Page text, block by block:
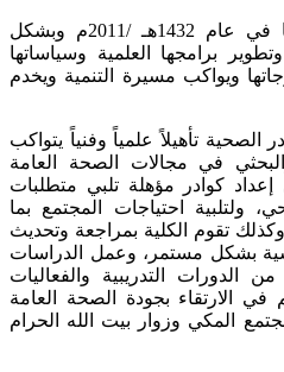
وقد دأبت الكلية منذ تأسيسها في عام 1432هـ /2011م وبشكل
برامجها العلمية وسياساتها
ويواكب مسيرة التنمية ويخدم
الصحية تأهيلاً علمياً وفنياً يتواكب
في مجالات الصحة العامة
كوادر مؤهلة تلبي متطلبات
احتياجات المجتمع بما
مع رؤية المملكة 2030. وكذلك تقوم الكلية بمراجعة وتحديث
بشكل مستمر، وعمل الدراسات
الدورات التدريبية والفعاليات
في الارتقاء بجودة الصحة العامة
المكي وزوار بيت الله الحرام